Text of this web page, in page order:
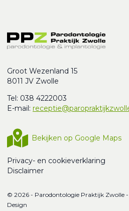
Groot Wezenland 15
8011 JV Zwolle
Tel: 038 4222003
E-mail:
Bekijken op Google Maps
Privacy- en cookieverklaring
Disclaimer
© 2026 - Parodontologie Praktijk Zwolle -
Design